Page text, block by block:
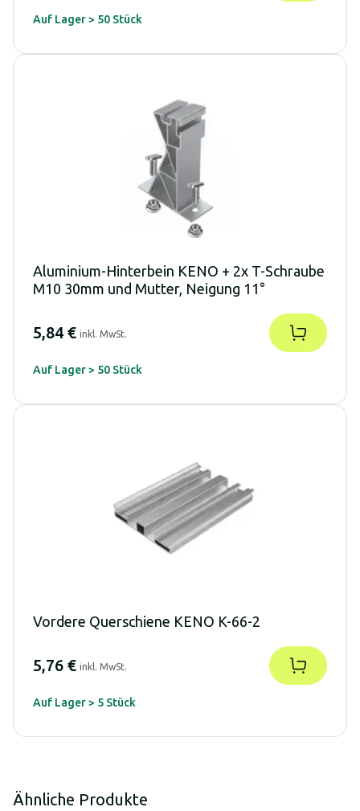
Auf Lager > 50 Stück
Aluminium-Hinterbein KENO + 2x T-Schraube
M10 30mm und Mutter, Neigung 11°
5,84 € inkl. MwSt.
Auf Lager > 50 Stück
Vordere Querschiene KENO K-66-2
5,76 € inkl. MwSt.
Auf Lager > 5 Stück
Ähnliche Produkte